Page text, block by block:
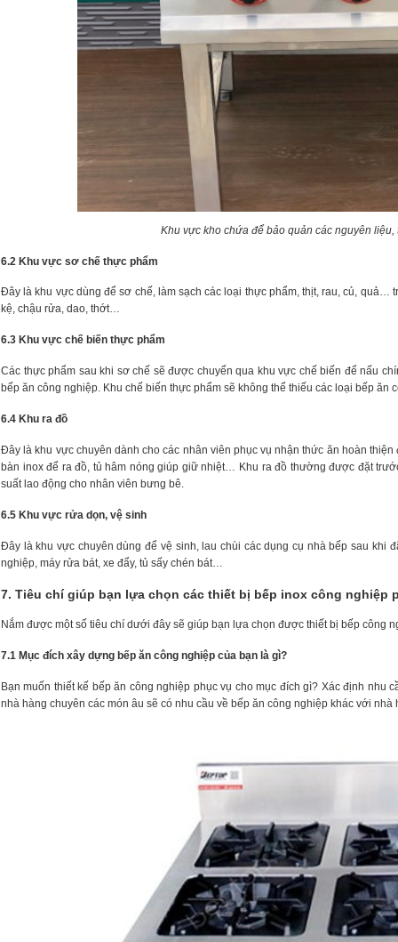
Khu vực kho chứa để bảo quản các nguyên
6.2 Khu vực sơ chế thực phẩm
Đây là khu vực dùng để sơ chế, làm sạch các loại thực phẩm, thịt, rau, củ,
kệ, chậu rửa, dao, thớt…
6.3 Khu vực chế biến thực phẩm
Các thực phẩm sau khi sơ chế sẽ được chuyển qua khu vực chế biến để nấu
bếp ăn công nghiệp. Khu chế biến thực phẩm sẽ không thể thiếu các loại bếp
6.4 Khu ra đồ
Đây là khu vực chuyên dành cho các nhân viên phục vụ nhận thức ăn hoàn
bàn inox để ra đồ, tủ hâm nóng giúp giữ nhiệt… Khu ra đồ thường được đặt
suất lao động cho nhân viên bưng bê.
6.5 Khu vực rửa dọn, vệ sinh
Đây là khu vực chuyên dùng để vệ sinh, lau chùi các dụng cụ nhà bếp sau khi
nghiệp, máy rửa bát, xe đẩy, tủ sấy chén bát…
7. Tiêu chí giúp bạn lựa chọn các thiết bị bếp inox công nghiệp
Nắm được một số tiêu chí dưới đây sẽ giúp bạn lựa chọn được thiết bị bếp công
7.1 Mục đích xây dựng bếp ăn công nghiệp của bạn là gì?
Bạn muốn thiết kế bếp ăn công nghiệp phục vụ cho mục đích gì? Xác định
nhà hàng chuyên các món âu sẽ có nhu cầu về bếp ăn công nghiệp khác với